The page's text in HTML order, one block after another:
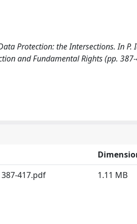
Protection: the Intersections. In
and Fundamental Rights (pp.
417.pdf
1.11 MB